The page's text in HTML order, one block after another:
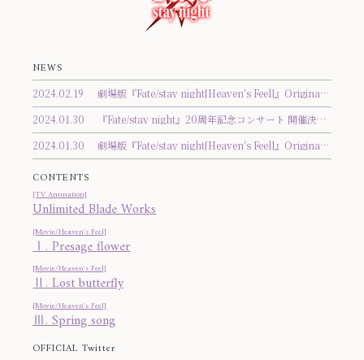
NEWS
2024.02.19
劇場版『Fate/stay night[Heaven’s Feel]』Original Soundtrack トラックリスト公開！
2024.01.30
『Fate/stay night』20周年記念コンサート 開催決定！
2024.01.30
劇場版『Fate/stay night[Heaven’s Feel]』Original Soundtrack 発売決定！
CONTENTS
[TV Animation]
Unlimited Blade Works
[Movie/Heaven's Feel]
Ⅰ. Presage flower
[Movie/Heaven's Feel]
Ⅱ. Lost butterfly
[Movie/Heaven's Feel]
Ⅲ. Spring song
OFFICIAL Twitter